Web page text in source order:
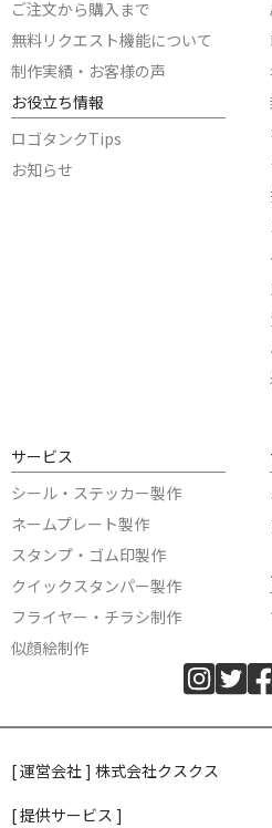
ご注文から購入まで
無料リクエスト機能について
制作実績・お客様の声
お役立ち情報
ロゴタンクTips
お知らせ
サービス
シール・ステッカー製作
ネームプレート製作
スタンプ・ゴム印製作
クイックスタンパー製作
フライヤー・チラシ制作
似顔絵制作
[ 運営会社 ] 株式会社クスクス
[ 提供サービス ]